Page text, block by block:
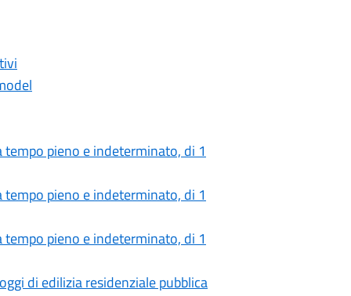
tempo pieno e indeterminato, di 1
tempo pieno e indeterminato, di 1
tempo pieno e indeterminato, di 1
di edilizia residenziale pubblica